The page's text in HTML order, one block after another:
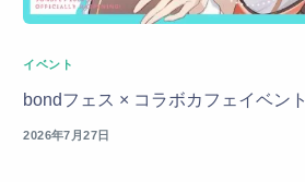
イベント
bondフェス × コラボカフェイベント
2026年7月27日